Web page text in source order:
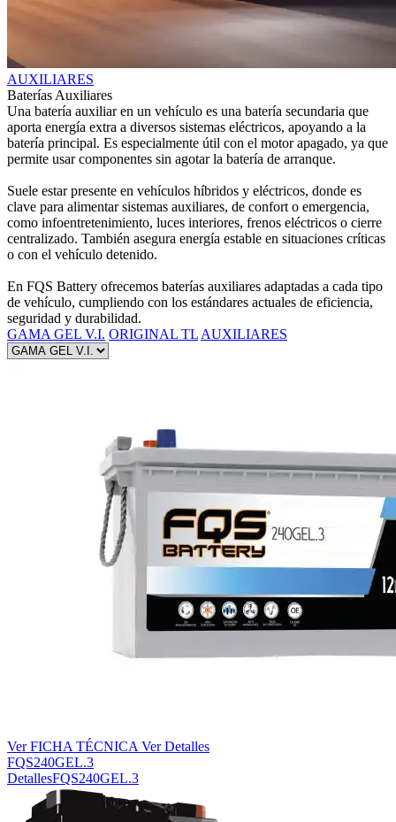
AUXILIARES
Baterías Auxiliares
Una batería auxiliar en un vehículo es una batería secundaria que
aporta energía extra a diversos sistemas eléctricos, apoyando a la
batería principal. Es especialmente útil con el motor apagado, ya que
permite usar componentes sin agotar la batería de arranque.
Suele estar presente en vehículos híbridos y eléctricos, donde es
clave para alimentar sistemas auxiliares, de confort o emergencia,
como infoentretenimiento, luces interiores, frenos eléctricos o cierre
centralizado. También asegura energía estable en situaciones críticas
o con el vehículo detenido.
En FQS Battery ofrecemos baterías auxiliares adaptadas a cada tipo
de vehículo, cumpliendo con los estándares actuales de eficiencia,
seguridad y durabilidad.
GAMA GEL V.I. ORIGINAL TL AUXILIARES
Ver FICHA TÉCNICA Ver Detalles
FQS240GEL.3
DetallesFQS240GEL.3